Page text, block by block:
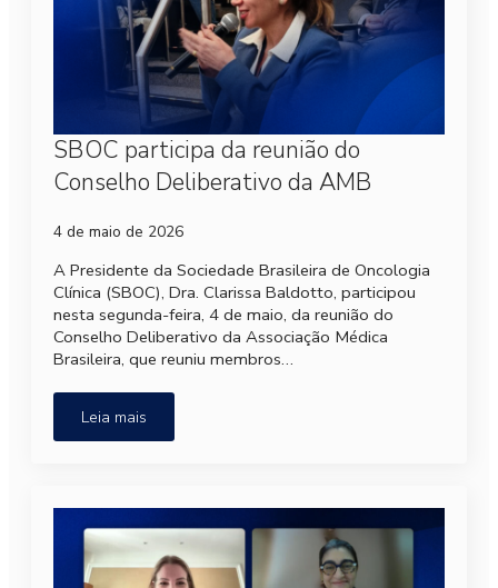
SBOC participa da reunião do
Conselho Deliberativo da AMB
4 de maio de 2026
A Presidente da Sociedade Brasileira de Oncologia
Clínica (SBOC), Dra. Clarissa Baldotto, participou
nesta segunda-feira, 4 de maio, da reunião do
Conselho Deliberativo da Associação Médica
Brasileira, que reuniu membros…
Leia mais